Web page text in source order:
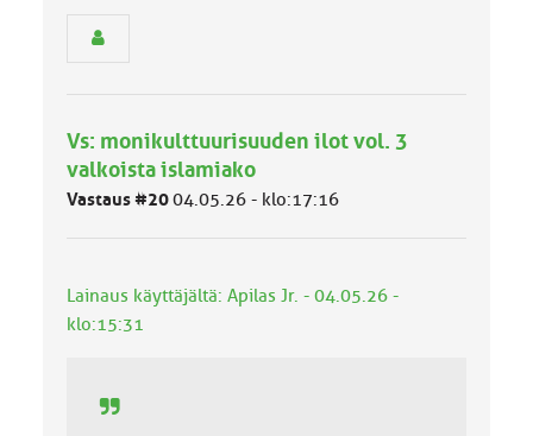
m
ä
u
a
:
Vs: monikulttuurisuuden ilot vol. 3
valkoista islamiako
Vastaus #2004.05.26 - klo:17:16
Lainaus käyttäjältä: Apilas Jr. - 04.05.26 -
klo:15:31